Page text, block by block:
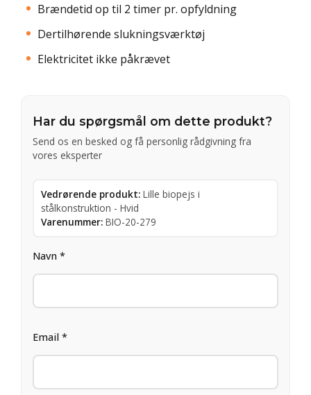
Brændetid op til 2 timer pr. opfyldning
Dertilhørende slukningsværktøj
Elektricitet ikke påkrævet
Har du spørgsmål om dette produkt?
Send os en besked og få personlig rådgivning fra
vores eksperter
Vedrørende produkt: Lille biopejs i
stålkonstruktion - Hvid
Varenummer: BIO-20-279
Navn *
Email *